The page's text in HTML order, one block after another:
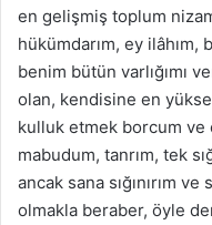
en gelişmiş toplum
hükümdarım, ey
benim bütün varlığımı
olan, kendisine en
kulluk etmek borcum
mabudum, tanrım, tek
ancak sana sığınırım ve
olmakla beraber, öyle